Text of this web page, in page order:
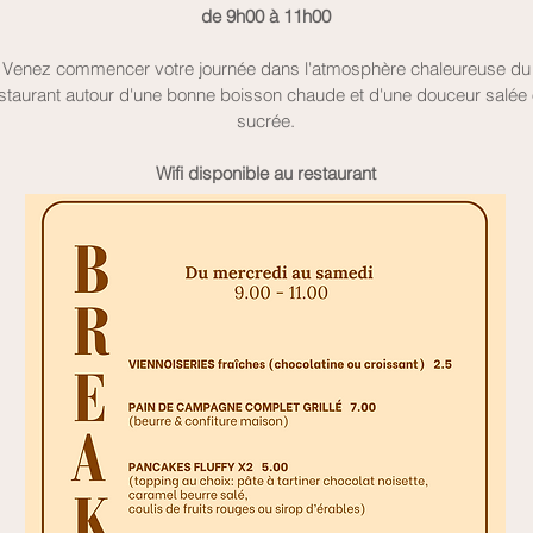
de 9h00 à 11h00
Venez commencer votre journée dans l'atmosphère chaleureuse du
autour d'une bonne boisson chaude et d'une douceur salée
sucrée.
Wifi disponible au restaurant